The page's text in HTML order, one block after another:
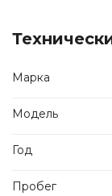
Марка
Модель
Год
Пробег